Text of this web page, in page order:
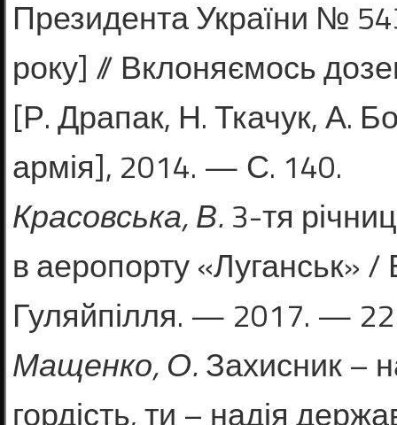
Президента України №
року] // Вклоняємось
[Р. Драпак, Н. Ткачук, А.
армія], 2014. — С. 140.
Красовська, В. 3-тя
в аеропорту «Луганськ»
Гуляйпілля. — 2017. —
Мащенко, О.Захисник –
гордість, ти – надія